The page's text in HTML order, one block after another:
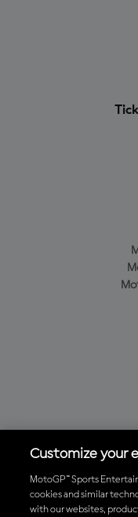
Baixe o
Customize your
MotoGP™ Sports
cookies and similar
with our websites,